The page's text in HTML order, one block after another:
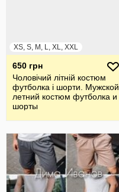
XS, S, M, L, XL, XXL
650 грн
Чоловічий літній костюм
футболка і шорти. Мужской
летний костюм футболка и
шорты